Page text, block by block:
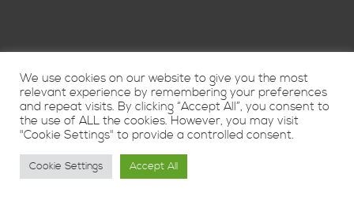
We use cookies on our website to give you the most
relevant experience by remembering your preferences
and repeat visits. By clicking “Accept All”, you consent to
the use of ALL the cookies. However, you may visit
"Cookie Settings" to provide a controlled consent.
Cookie Settings Accept All